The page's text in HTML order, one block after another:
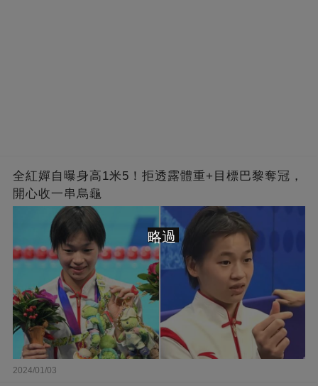
全紅嬋自曝身高1米5！拒透露體重+目標巴黎奪冠，
開心收一串烏龜
2024/01/03
略過